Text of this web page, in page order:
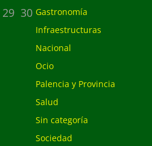
29 30 Gastronomía
Infraestructuras
Nacional
Ocio
Palencia y Provincia
Salud
Sin categoría
Sociedad